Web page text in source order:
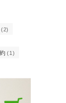
(2)
(1)